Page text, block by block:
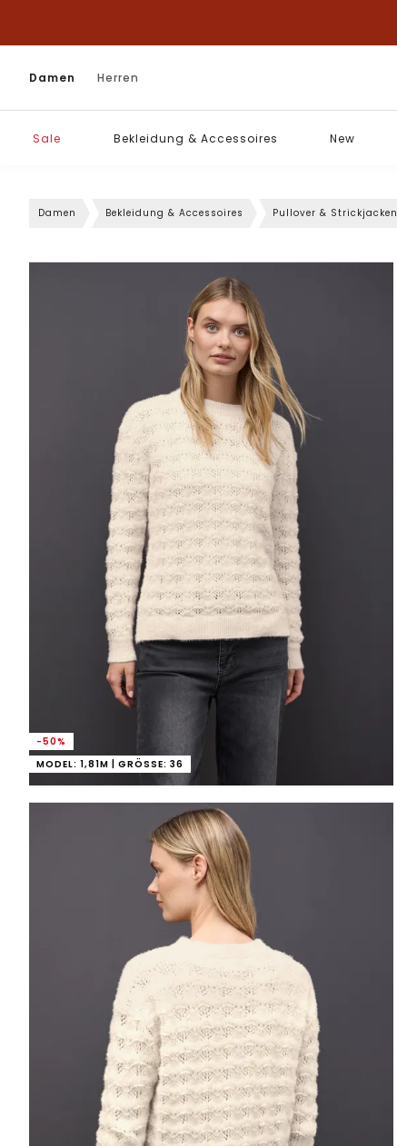
Damen Herren
Sale Bekleidung & Accessoires New
Damen Bekleidung & Accessoires Pullover & Strickjacken
-50%
MODEL: 1,81M | GRÖSSE: 36